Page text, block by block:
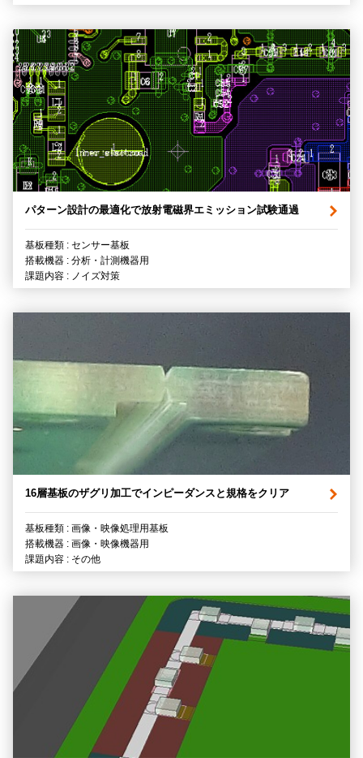
パターン設計の最適化で放射電磁界エミッション試験通過
基板種類 : センサー基板
搭載機器 : 分析・計測機器用
課題内容 : ノイズ対策
16層基板のザグリ加工でインピーダンスと規格をクリア
基板種類 : 画像・映像処理用基板
搭載機器 : 画像・映像機器用
課題内容 : その他